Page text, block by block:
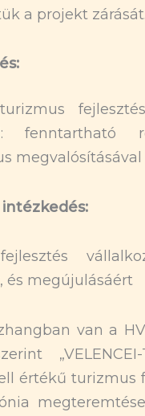
a projekt zárását.
fenntartható
megvalósításával
intézkedés:
és megújulásáért
van a
értékű